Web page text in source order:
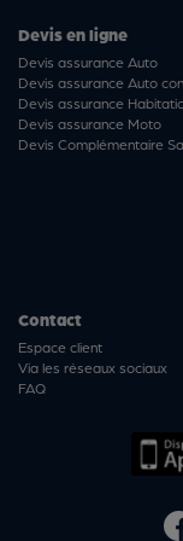
Devis en ligne
Devis assurance Auto
Devis assurance Auto
Devis assurance
Devis assurance Moto
Devis Complémentaire
Contact
Espace client
Via les réseaux sociaux
FAQ